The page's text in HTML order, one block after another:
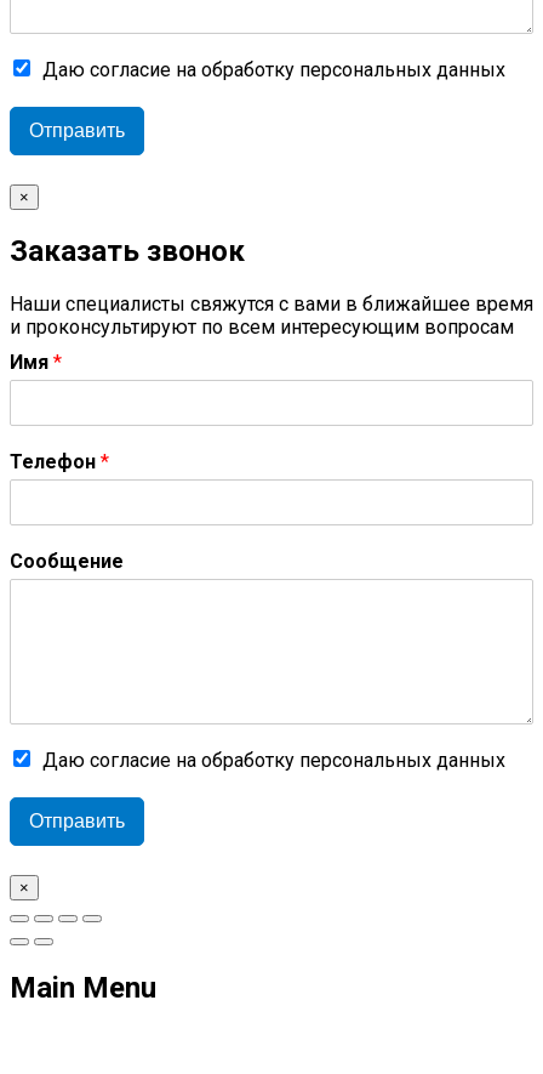
Даю согласие на обработку персональных данных
Отправить
×
Заказать звонок
Наши специалисты свяжутся с вами в ближайшее время
и проконсультируют по всем интересующим вопросам
Имя *
Телефон *
Сообщение
Даю согласие на обработку персональных данных
Отправить
×
Main Menu